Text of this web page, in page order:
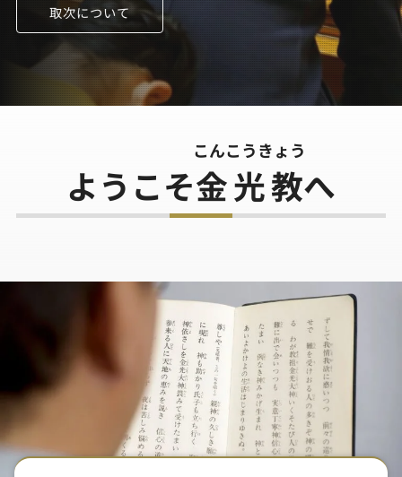
取次について
ようこそ金光教
こんこうきょう
へ